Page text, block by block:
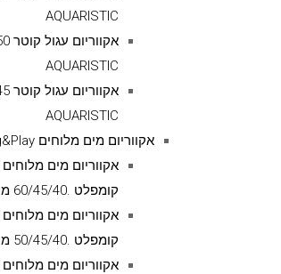
AQUARISTIC
AQUARISTIC
AQUARISTIC
אקווריום מים מלוחים Plug&Play קומפלט
קומפלט .60/45/40 מידות דגם AM 60
קומפלט .50/45/40 מידות דגם AM 50